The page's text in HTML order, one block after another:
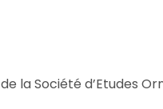
la Société d’Etudes